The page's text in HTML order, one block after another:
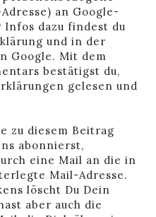
an Google-
dazu findest du
und in der
Google. Mit dem
bestätigst du,
gelesen und
zu diesem Beitrag
abonnierst,
eine Mail an die in
Mail-Adresse.
löscht Du Dein
aber auch die